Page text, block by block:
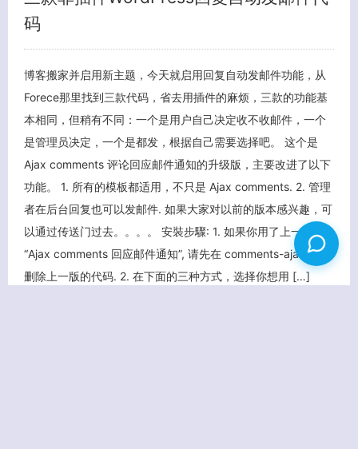
码
博客搬家并启用新主题，今天就启用回复自动发邮件功能，从
Forece那里找到三款代码，省去用插件的麻烦，三款的功能基
本相同，但稍有不同：一个是用户自己决定收不收邮件，一个
是管理员决定，一个是都发，根据自己需要选择吧。 这个是
Ajax comments 评论回应邮件通知的升级版，主要改进了以下
功能。 1. 所有的模板都适用，不只是 Ajax comments. 2. 管理
者在后台回复也可以发邮件. 如果大家对以前的版本感兴趣，可
以通过传送门过去。。。。 安裝步驟: 1. 如果你用了上一版的
“Ajax comments 回应邮件通知”, 请先在 comments-ajax.php
删除上一版的代码. 2. 在下面的三种方式，选择你想用 […]